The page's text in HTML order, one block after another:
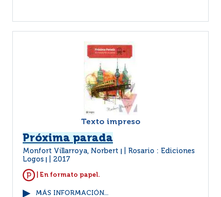
Texto impreso
Próxima parada
Monfort Villarroya, Norbert
Rosario : Ediciones
Logos
2017
| En formato papel.
MÁS INFORMACIÓN...